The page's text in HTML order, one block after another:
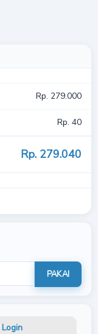
Rp. 279.000
Rp. 40
Rp. 279.040
PAKAI
Login